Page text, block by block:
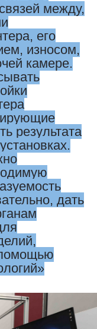
между,
его
износом,
камере.
результата
дать